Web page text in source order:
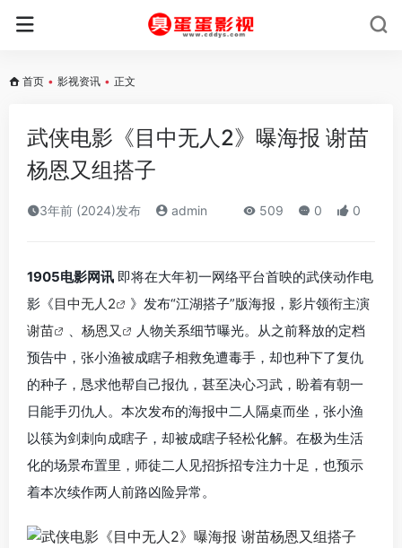
首页 • 影视资讯 • 正文
武侠电影《目中无人2》曝海报 谢苗
杨恩又组搭子
3年前 (2024)发布 admin 509 0 0
1905电影网讯 即将在大年初一网络平台首映的武侠动作电
影《目中无人2
》发布“江湖搭子”版海报，影片领衔主演
谢苗
、 杨恩又
人物关系细节曝光。从之前释放的定档
预告中，张小渔被成瞎子相救免遭毒手，却也种下了复仇
的种子，恳求他帮自己报仇，甚至决心习武，盼着有朝一
日能手刃仇人。本次发布的海报中二人隔桌而坐，张小渔
以筷为剑刺向成瞎子，却被成瞎子轻松化解。在极为生活
化的场景布置里，师徒二人见招拆招专注力十足，也预示
着本次续作两人前路凶险异常。